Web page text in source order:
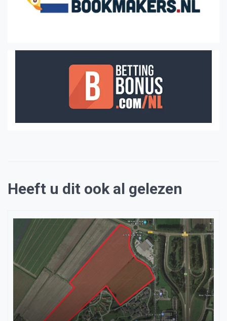
Heeft u dit ook al gelezen